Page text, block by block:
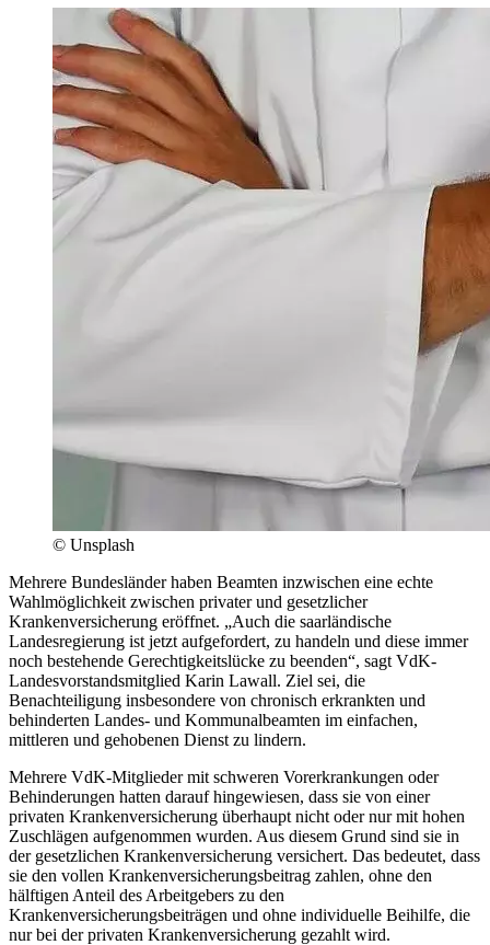
© Unsplash
Mehrere Bundesländer haben Beamten inzwischen eine echte
Wahlmöglichkeit zwischen privater und gesetzlicher
Krankenversicherung eröffnet. „Auch die saarländische
Landesregierung ist jetzt aufgefordert, zu handeln und diese immer
noch bestehende Gerechtigkeitslücke zu beenden“, sagt VdK-
Landesvorstandsmitglied Karin Lawall. Ziel sei, die
Benachteiligung insbesondere von chronisch erkrankten und
behinderten Landes- und Kommunalbeamten im einfachen,
mittleren und gehobenen Dienst zu lindern.
Mehrere VdK-Mitglieder mit schweren Vorerkrankungen oder
Behinderungen hatten darauf hingewiesen, dass sie von einer
privaten Krankenversicherung überhaupt nicht oder nur mit hohen
Zuschlägen aufgenommen wurden. Aus diesem Grund sind sie in
der gesetzlichen Krankenversicherung versichert. Das bedeutet, dass
sie den vollen Krankenversicherungsbeitrag zahlen, ohne den
hälftigen Anteil des Arbeitgebers zu den
Krankenversicherungsbeiträgen und ohne individuelle Beihilfe, die
nur bei der privaten Krankenversicherung gezahlt wird.